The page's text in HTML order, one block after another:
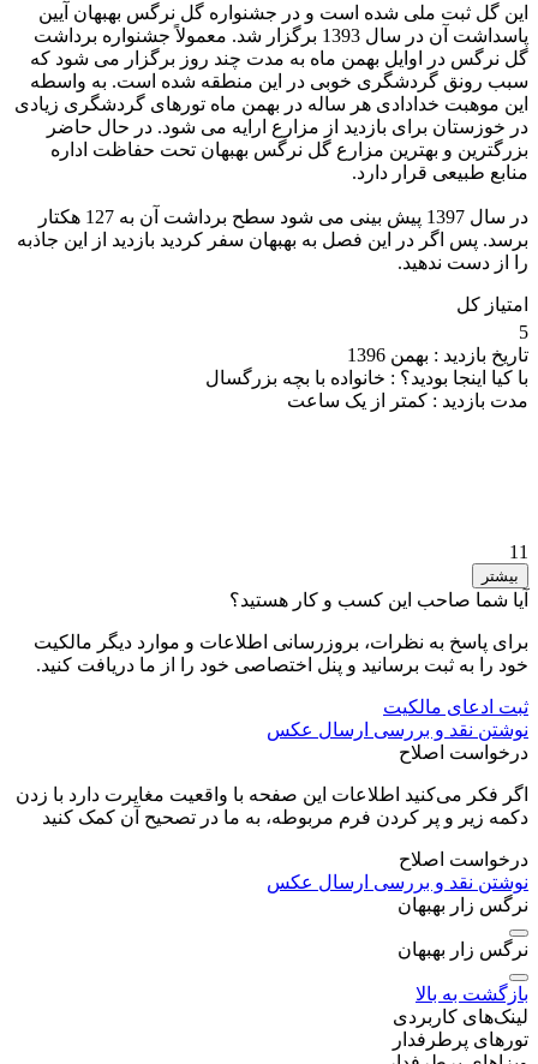
این گل ثبت ملی شده است و در جشنواره گل نرگس بهبهان آیین
پاسداشت آن در سال 1393 برگزار شد. معمولاً جشنواره برداشت
گل نرگس در اوایل بهمن ماه به مدت چند روز برگزار می شود که
سبب رونق گردشگری خوبی در این منطقه شده است. به واسطه
این موهبت خدادادی هر ساله در بهمن ماه تورهای گردشگری زیادی
در خوزستان برای بازدید از مزارع ارایه می شود. در حال حاضر
بزرگترین و بهترین مزارع گل نرگس بهبهان تحت حفاظت اداره
منابع طبیعی قرار دارد. ‌
در سال 1397 پیش بینی می شود سطح برداشت آن به 127 هکتار
برسد. پس اگر در این فصل به بهبهان سفر کردید بازدید از این جاذبه
را از دست ندهید.
امتیاز کل
5
تاریخ بازدید : بهمن 1396
با کیا اینجا بودید؟ : خانواده با بچه بزرگسال
مدت بازدید : کمتر از یک ساعت
11
بیشتر
آیا شما صاحب این کسب و کار هستید؟
برای پاسخ به نظرات، بروزرسانی اطلاعات و موارد دیگر مالکیت
خود را به ثبت برسانید و پنل اختصاصی خود را از ما دریافت کنید.
ثبت ادعای مالکیت
نوشتن نقد و بررسی ارسال عکس
درخواست اصلاح
اگر فکر می‌کنید اطلاعات این صفحه با واقعیت مغایرت دارد با زدن
دکمه زیر و پر کردن فرم مربوطه، به ما در تصحیح آن کمک کنید
درخواست اصلاح
نوشتن نقد و بررسی ارسال عکس
نرگس زار بهبهان
نرگس زار بهبهان
بازگشت به بالا
لینک‌های کاربردی
تورهای پرطرفدار